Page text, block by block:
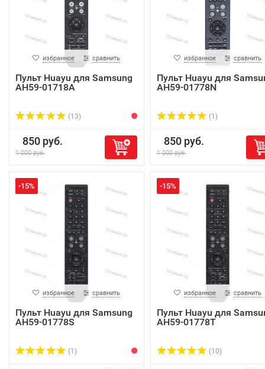
избранное сравнить
Пульт Huayu для Samsung
AH59-01718A
(13)
850 руб.
1 000 руб.
избранное сравнить
Пульт Huayu для
AH59-01778N
(1)
850 руб.
1 000 руб.
-15%
избранное сравнить
Пульт Huayu для Samsung
AH59-01778S
(1)
-15%
избранное сравнить
Пульт Huayu для
AH59-01778T
(10)